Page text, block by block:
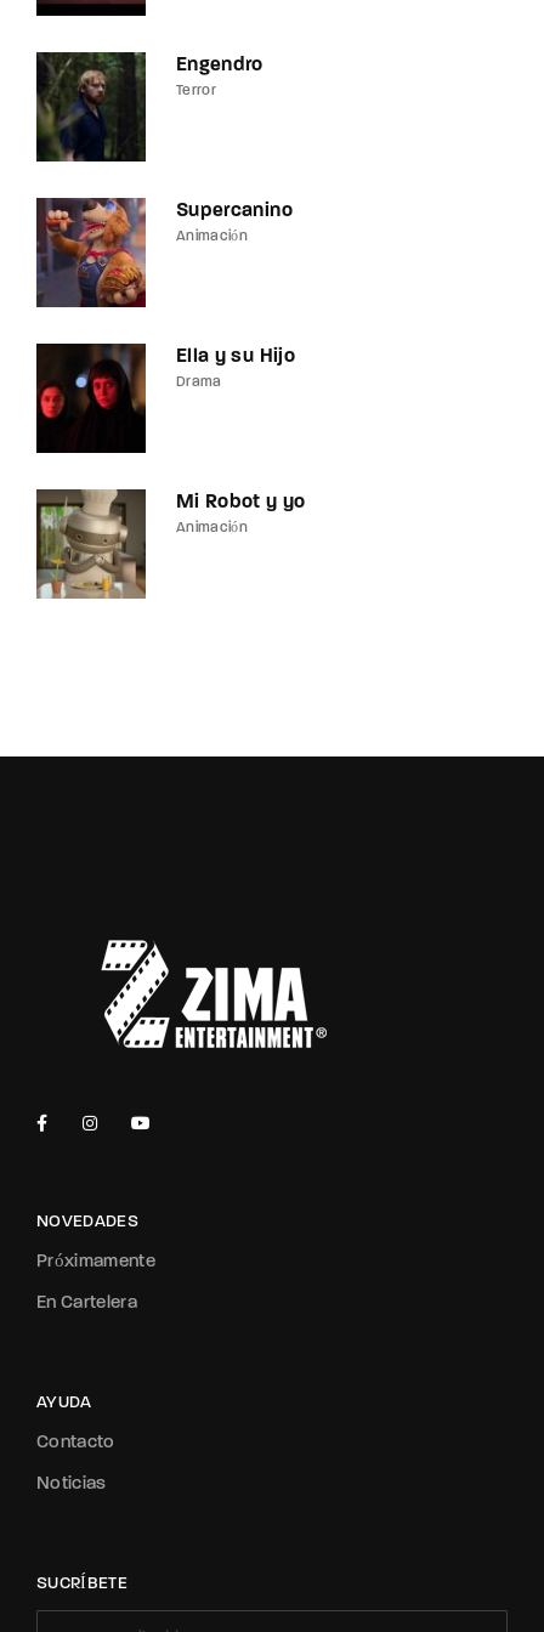
Engendro
Terror
Supercanino
Animación
Ella y su Hijo
Drama
Mi Robot y yo
Animación
NOVEDADES
Próximamente
En Cartelera
AYUDA
Contacto
Noticias
SUCRÍBETE